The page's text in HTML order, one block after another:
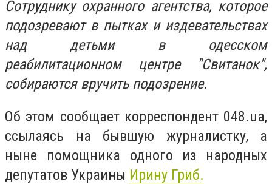
Сотруднику охранного агентства, которое
подозревают в пытках и издевательствах
над детьми в одесском
реабилитационном центре "Свитанок",
собираются вручить подозрение.
Об этом сообщает корреспондент 048.ua,
ссылаясь на бывшую журналистку, а
ныне помощника одного из народных
депутатов Украины Ирину Гриб.